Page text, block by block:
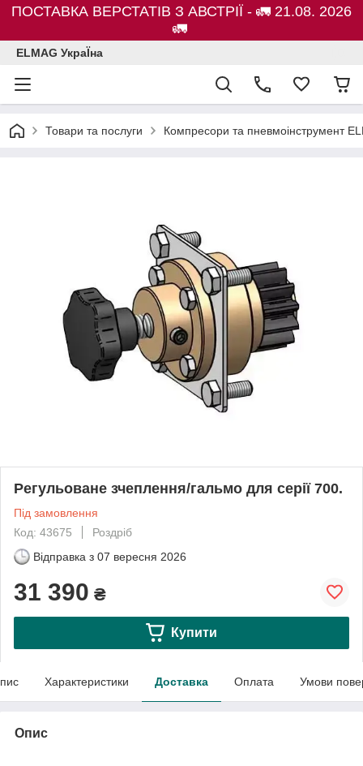
ПОСТАВКА ВЕРСТАТІВ З АВСТРІЇ - 🚛 21.08. 2026
🚛
ELMAG УкраЇна
Товари та послуги Компресори та пневмоінструмент
Регульоване зчеплення/гальмо для серії 700.
Під замовлення
Код: 43675
Роздріб
Відправка з 07 вересня 2026
31 390 ₴
Купити
Характеристики Доставка Оплата Умови
Опис